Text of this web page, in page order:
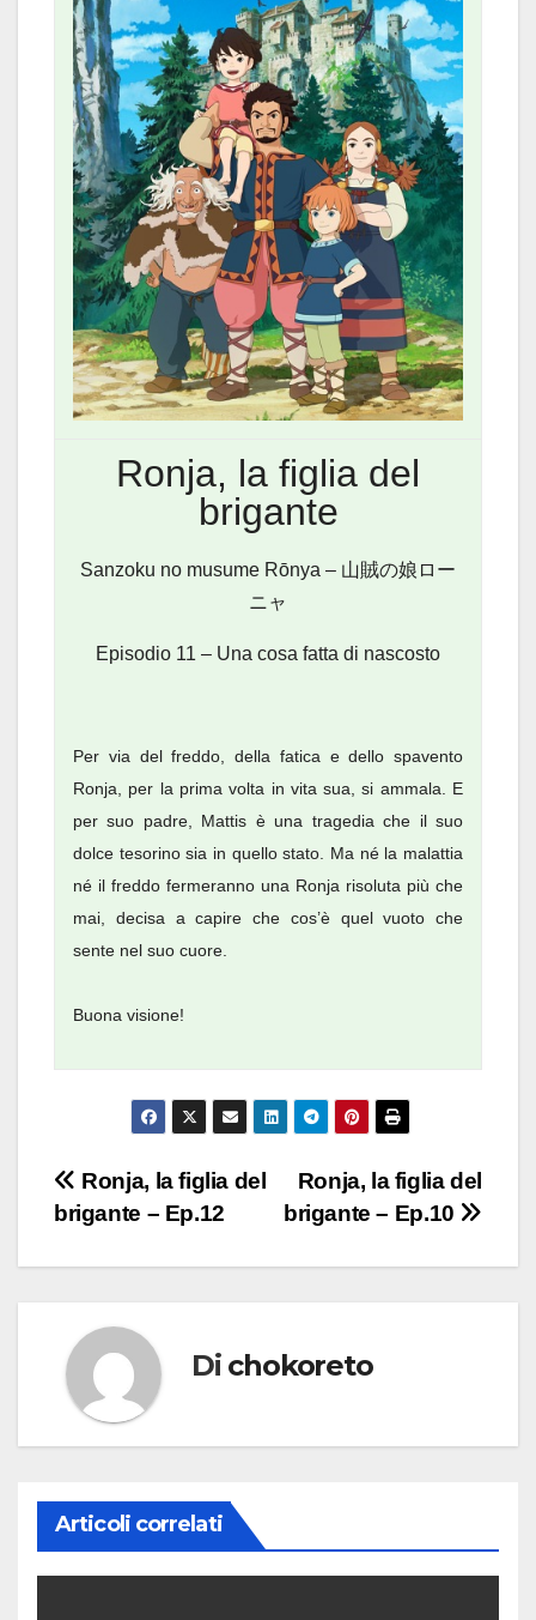
Ronja, la figlia del
brigante
Sanzoku no musume Rōnya – 山賊の娘ロー
ニャ
Episodio 11 – Una cosa fatta di nascosto
Per via del freddo, della fatica e dello spavento
Ronja, per la prima volta in vita sua, si ammala. E
per suo padre, Mattis è una tragedia che il suo
dolce tesorino sia in quello stato. Ma né la malattia
né il freddo fermeranno una Ronja risoluta più che
mai, decisa a capire che cos’è quel vuoto che
sente nel suo cuore.
Buona visione!
Navigazione
articoli
Ronja, la figlia del
brigante – Ep.10
Ronja, la figlia del
brigante – Ep.12
Di chokoreto
Articoli correlati